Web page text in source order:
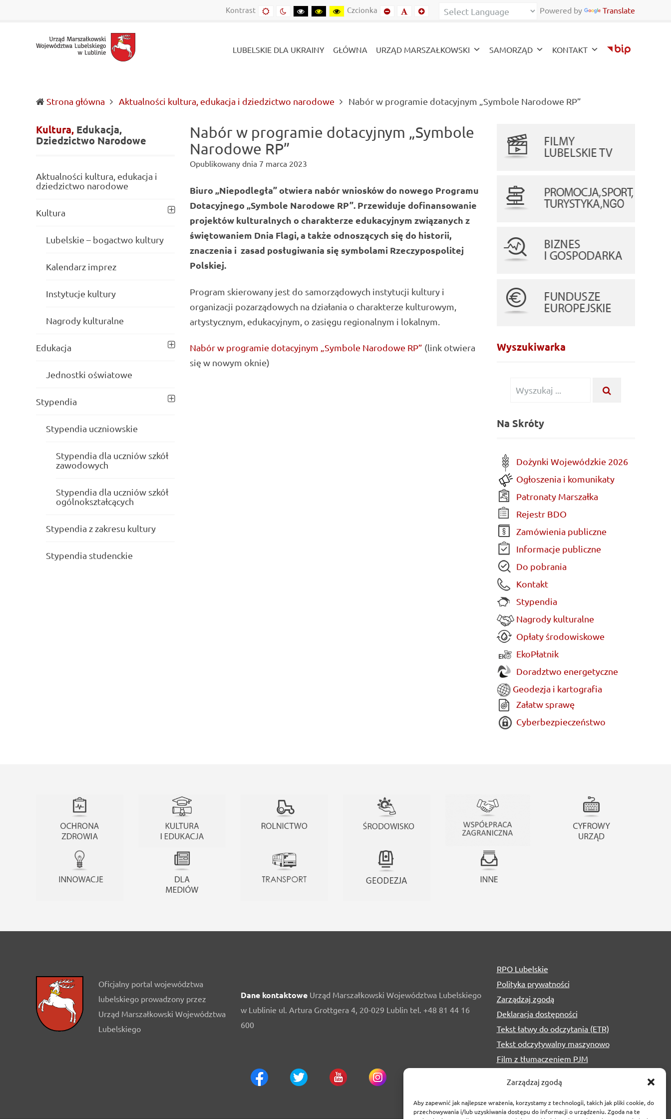
Zarządzaj zgodą
Aby zapewnić jak najlepsze wrażenia, korzystamy z technologii, takich jak pliki cookie, do
przechowywania i/lub uzyskiwania dostępu do informacji o urządzeniu. Zgoda na te
Województwa
Lubelskiego
wojewódzkich
Lubelszczyźnie
Powered by Translate
Kontrast Domyślny
kontrast
Kontrast
nocny
Kontrast
czarny-
Kontrast
czarny-
Kontrast
żółto-
Czcionka Mniejszy
font
Domyślny
font
Mniejszy
LUBELSKIE DLA UKRAINY GŁÓWNA URZĄD MARSZAŁKOWSKI SAMORZĄD KONTAKT
Strona główna Aktualności kultura, edukacja i dziedzictwo narodowe Nabór w programie dotacyjnym „Symbole Narodowe RP”
Nabór w programie dotacyjnym „Symbole
Narodowe RP”
Opublikowany dnia 7 marca 2023
Biuro „Niepodległa” otwiera nabór wniosków do nowego Programu
Dotacyjnego „Symbole Narodowe RP”. Przewiduje dofinansowanie
projektów kulturalnych o charakterze edukacyjnym związanych z
świętowaniem Dnia Flagi, a także odnoszących się do historii,
znaczenia i zasad posługiwania się symbolami Rzeczypospolitej
Polskiej.
Program skierowany jest do samorządowych instytucji kultury i
organizacji pozarządowych na działania o charakterze kulturowym,
artystycznym, edukacyjnym, o zasięgu regionalnym i lokalnym.
Nabór w programie dotacyjnym „Symbole Narodowe RP” (link otwiera
się w nowym oknie)
Kultura, Edukacja,
Dziedzictwo Narodowe
Aktualności kultura, edukacja i
dziedzictwo narodowe
Kultura
Lubelskie – bogactwo kultury
Kalendarz imprez
Instytucje kultury
Nagrody kulturalne
Edukacja
Jednostki oświatowe
Stypendia
Stypendia uczniowskie
Stypendia dla uczniów szkół
zawodowych
Stypendia dla uczniów szkół
ogólnokształcących
Stypendia z zakresu kultury
Stypendia studenckie
Wyszukiwarka
Wyszukiwanie
Na Skróty
Dożynki Wojewódzkie 2026
Ogłoszenia i komunikaty
Patronaty Marszałka
Rejestr BDO
Zamówienia publiczne
Informacje publiczne
Do pobrania
Kontakt
Stypendia
Nagrody kulturalne
Opłaty środowiskowe
EkoPłatnik
Doradztwo energetyczne
Geodezja i kartografia
Załatw sprawę
Cyberbezpieczeństwo
Oficjalny portal województwa
lubelskiego prowadzony przez
Urząd Marszałkowski Województwa
Lubelskiego
Dane kontaktowe Urząd Marszałkowski Województwa Lubelskiego
w Lublinie ul. Artura Grottgera 4, 20-029 Lublin tel. +48 81 44 16
600
RPO Lubelskie
Polityka prywatności
Zarządzaj zgodą
Deklaracja dostępności
Tekst łatwy do odczytania (ETR)
Tekst odczytywalny maszynowo
Film z tłumaczeniem PJM